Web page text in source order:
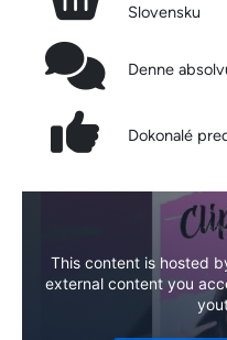
Slovensku
Denne
Dokonalé
This content is hosted
external content you